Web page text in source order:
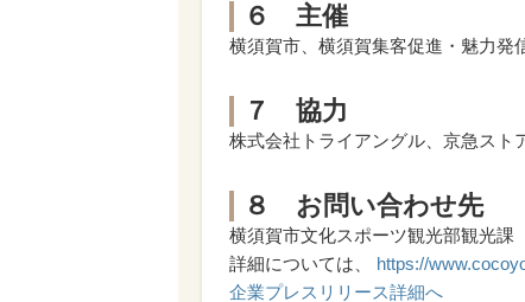
６ 主催
横須賀市、横須賀集客促進・魅力発
７ 協力
株式会社トライアングル、京急スト
８ お問い合わせ先
横須賀市文化スポーツ観光部観光課
詳細については、 https://
企業プレスリリース詳細へ